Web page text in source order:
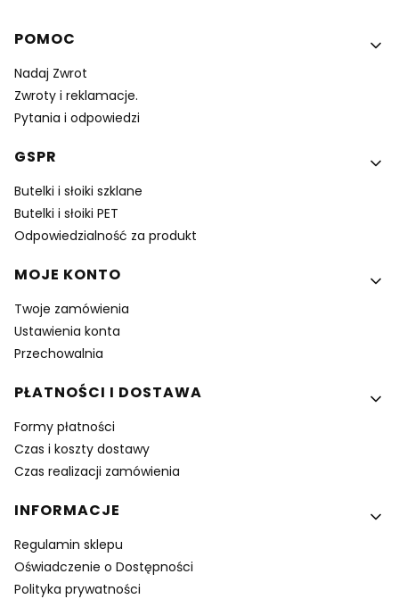
Linki w stopce
POMOC
Nadaj Zwrot
Zwroty i reklamacje.
Pytania i odpowiedzi
GSPR
Butelki i słoiki szklane
Butelki i słoiki PET
Odpowiedzialność za produkt
MOJE KONTO
Twoje zamówienia
Ustawienia konta
Przechowalnia
PŁATNOŚCI I DOSTAWA
Formy płatności
Czas i koszty dostawy
Czas realizacji zamówienia
INFORMACJE
Regulamin sklepu
Oświadczenie o Dostępności
Polityka prywatności